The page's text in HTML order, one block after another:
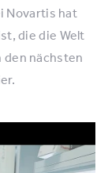
Novartis hat
die die Welt
den nächsten